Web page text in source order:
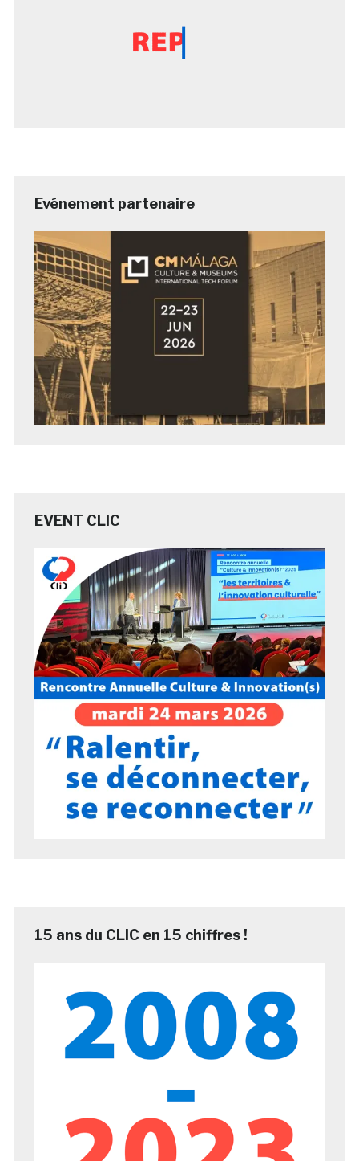
Evénement partenaire
EVENT CLIC
15 ans du CLIC en 15 chiffres !